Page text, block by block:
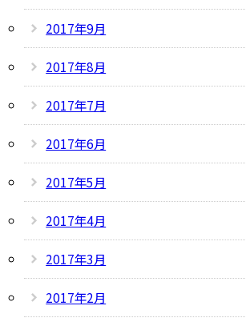
2017年9月
2017年8月
2017年7月
2017年6月
2017年5月
2017年4月
2017年3月
2017年2月